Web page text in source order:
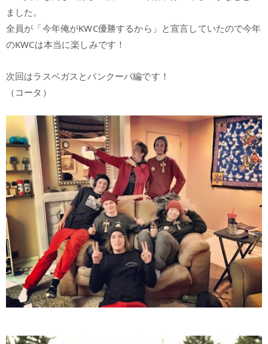
ました。
全員が「今年俺がKWC優勝するから」と宣言していたので今年
のKWCは本当に楽しみです！
次回はラスベガスとバンクーバ編です！
（コータ）